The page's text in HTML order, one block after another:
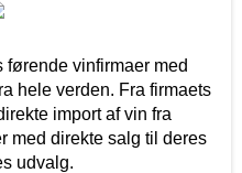
førende vinfirmaer med
hele verden. Fra firmaets
import af vin fra
med direkte salg til deres
udvalg.